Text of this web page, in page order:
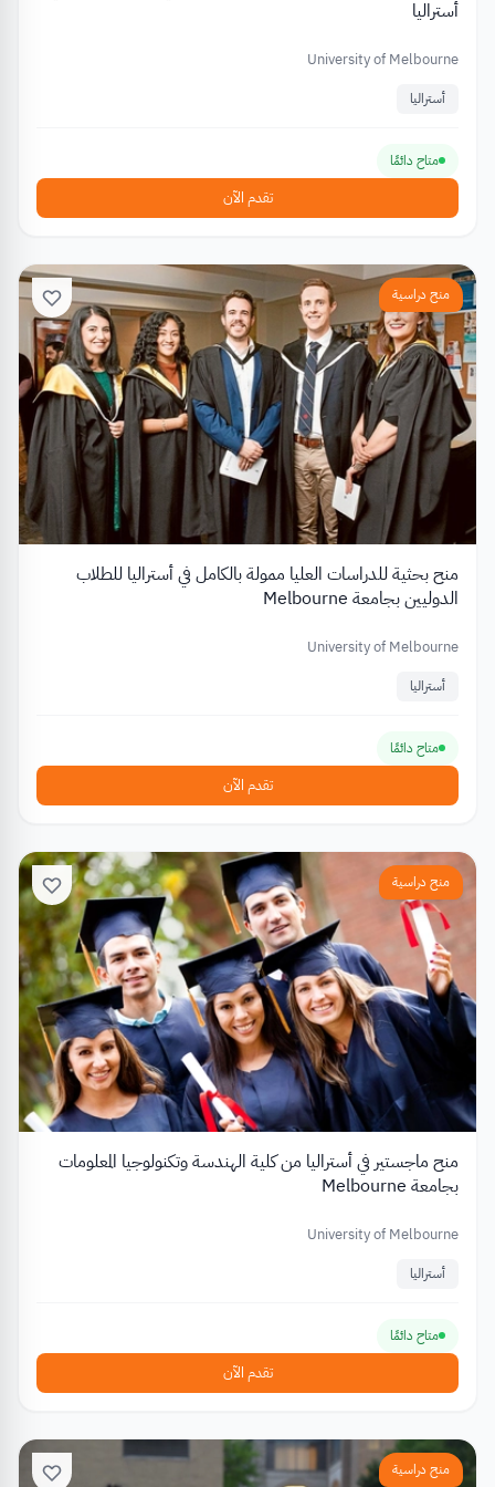
أستراليا
University of Melbourne
أستراليا
متاح دائمًا
تقدم الآن
منح دراسية
منح بحثية للدراسات العليا ممولة بالكامل في أستراليا للطلاب
الدوليين بجامعة Melbourne
University of Melbourne
أستراليا
متاح دائمًا
تقدم الآن
منح دراسية
منح ماجستير في أستراليا من كلية الهندسة وتكنولوجيا المعلومات
بجامعة Melbourne
University of Melbourne
أستراليا
متاح دائمًا
تقدم الآن
منح دراسية